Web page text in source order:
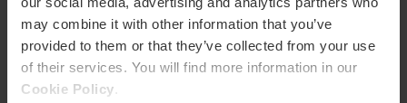
may combine it with other information that you’ve
provided to them or that they’ve collected from your use
of their services. You will find more information in our
Cookie Policy
Cómo llegar